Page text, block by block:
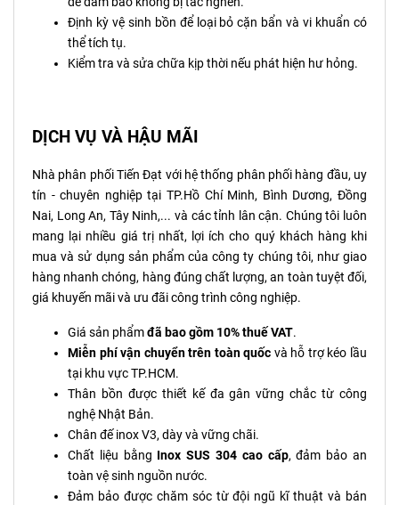
Định kỳ vệ sinh bồn để loại bỏ cặn bẩn và vi khuẩn có
thể tích tụ.
Kiểm tra và sửa chữa kịp thời nếu phát hiện hư hỏng.
DỊCH VỤ VÀ HẬU MÃI
Nhà phân phối Tiến Đạt với hệ thống phân phối hàng đầu, uy
tín - chuyên nghiệp tại TP.Hồ Chí Minh, Bình Dương, Đồng
Nai, Long An, Tây Ninh,... và các tỉnh lân cận. Chúng tôi luôn
mang lại nhiều giá trị nhất, lợi ích cho quý khách hàng khi
mua và sử dụng sản phẩm của công ty chúng tôi, như giao
hàng nhanh chóng, hàng đúng chất lượng, an toàn tuyệt đối,
giá khuyến mãi và ưu đãi công trình công nghiệp.
Giá sản phẩmđã bao gồm 10% thuế VAT.
Miễn phí vận chuyển trên toàn quốc và hỗ trợ kéo lầu
tại khu vực TP.HCM.
Thân bồn được thiết kế đa gân vững chắc từ công
nghệ Nhật Bản.
Chân đế inox V3, dày và vững chãi.
Chất liệu bằng Inox SUS 304 cao cấp, đảm bảo an
toàn vệ sinh nguồn nước.
Đảm bảo được chăm sóc từ đội ngũ kĩ thuật và bán